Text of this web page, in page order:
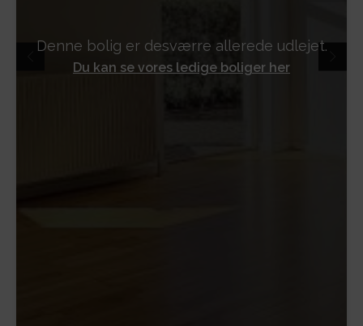
Denne bolig er desværre allerede udlejet.
Du kan se vores ledige boliger her